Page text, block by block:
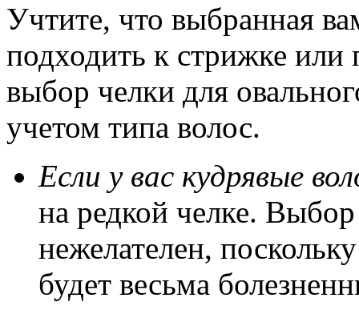
Учтите, что выбранная
подходить к стрижке
выбор челки для
учетом типа волос.
Если у вас кудрявые
на редкой челке.
нежелателен,
будет весьма